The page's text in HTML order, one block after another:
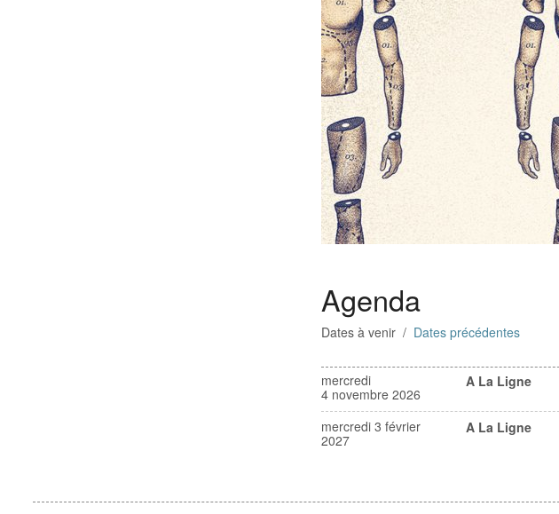
Agenda
Dates à venir / Dates précédentes
mercredi
4 novembre 2026
A La Ligne
mercredi 3 février
2027
A La Ligne